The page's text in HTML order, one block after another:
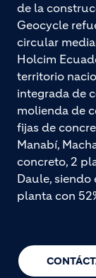
de la
Geocycle
circular
Holcim
territorio
integrada de
molienda de
fijas de
Manabí,
concreto, 2
Daule, siendo
planta con